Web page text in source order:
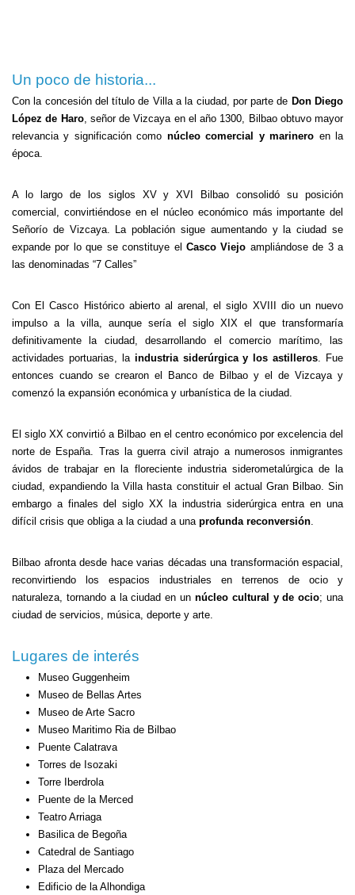
Un poco de historia...
Con la concesión del título de Villa a la ciudad, por parte de Don Diego
López de Haro, señor de Vizcaya en el año 1300, Bilbao obtuvo mayor
relevancia y significación como núcleo comercial y marinero en la
época.
A lo largo de los siglos XV y XVI Bilbao consolidó su posición
comercial, convirtiéndose en el núcleo económico más importante del
Señorío de Vizcaya. La población sigue aumentando y la ciudad se
expande por lo que se constituye el Casco Viejo ampliándose de 3 a
las denominadas “7 Calles”
Con El Casco Histórico abierto al arenal, el siglo XVIII dio un nuevo
impulso a la villa, aunque sería el siglo XIX el que transformaría
definitivamente la ciudad, desarrollando el comercio marítimo, las
actividades portuarias, la industria siderúrgica y los astilleros. Fue
entonces cuando se crearon el Banco de Bilbao y el de Vizcaya y
comenzó la expansión económica y urbanística de la ciudad.
El siglo XX convirtió a Bilbao en el centro económico por excelencia del
norte de España. Tras la guerra civil atrajo a numerosos inmigrantes
ávidos de trabajar en la floreciente industria siderometalúrgica de la
ciudad, expandiendo la Villa hasta constituir el actual Gran Bilbao. Sin
embargo a finales del siglo XX la industria siderúrgica entra en una
difícil crisis que obliga a la ciudad a una profunda reconversión.
Bilbao afronta desde hace varias décadas una transformación espacial,
reconvirtiendo los espacios industriales en terrenos de ocio y
naturaleza, tornando a la ciudad en un núcleo cultural y de ocio; una
ciudad de servicios, música, deporte y arte.
Lugares de interés
Museo Guggenheim
Museo de Bellas Artes
Museo de Arte Sacro
Museo Maritimo Ria de Bilbao
Puente Calatrava
Torres de Isozaki
Torre Iberdrola
Puente de la Merced
Teatro Arriaga
Basilica de Begoña
Catedral de Santiago
Plaza del Mercado
Edificio de la Alhondiga